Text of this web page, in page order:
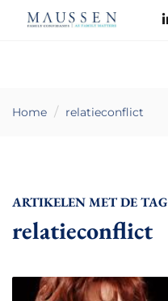
Home relatieconflict
ARTIKELEN MET DE TAG
relatieconflict